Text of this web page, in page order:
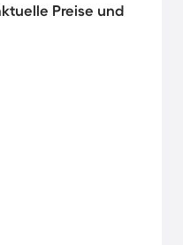
Preise und